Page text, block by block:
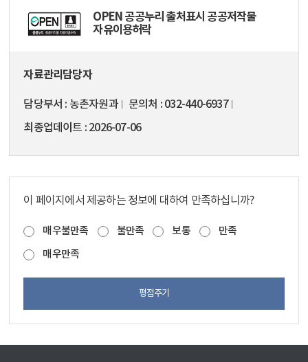
OPEN 공공누리 출처표시 공공저작물
자유이용허락
자료관리담당자
담당부서 농촌자원과 문의처
032-440-6937
최종업데이트
2026-07-06
이 페이지에서 제공하는 정보에 대하여 만족하십니까?
매우불만족 불만족 보통
만족
매우만족
평점주기